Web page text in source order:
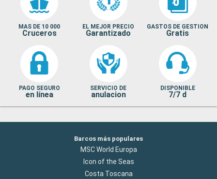
MAS DE 10 000
Cruceros
EL MEJOR PRECIO
Garantizado
GASTOS DE GESTION
Gratis
PAGO SEGURO
en línea
SERVICIO DE
anulacion
DISPONIBLE
7/7 d
Barcos más populares
MSC World Europa
Icon of the Seas
Costa Toscana